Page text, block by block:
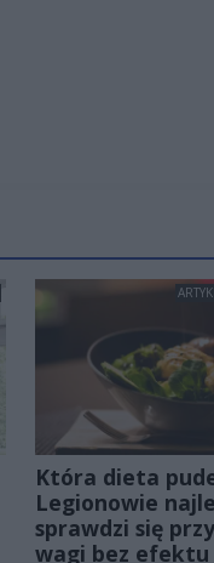
Która dieta
Legionowie
sprawdzi się
wagi bez efektu